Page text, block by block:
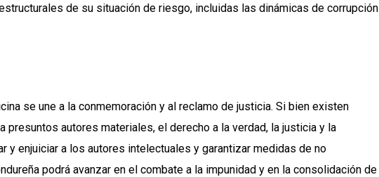
de su situación de riesgo, incluidas las dinámicas de corrupción
se une a la conmemoración y al reclamo de justicia. Si bien existen
presuntos autores materiales, el derecho a la verdad, la justicia y la
y enjuiciar a los autores intelectuales y garantizar medidas de no
podrá avanzar en el combate a la impunidad y en la consolidación de